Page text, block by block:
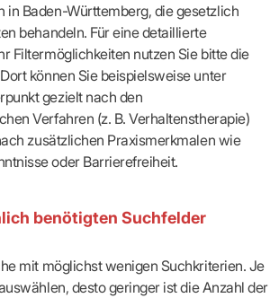
in Baden-Württemberg, die gesetzlich
behandeln. Für eine detaillierte
Filtermöglichkeiten nutzen Sie bitte die
können Sie beispielsweise unter
gezielt nach den
Verfahren (z. B. Verhaltenstherapie)
zusätzlichen Praxismerkmalen wie
oder Barrierefreiheit.
benötigten Suchfelder
mit möglichst wenigen Suchkriterien. Je
desto geringer ist die Anzahl der